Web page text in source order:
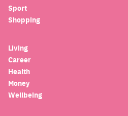
Sport
Shopping
Living
Career
Health
Money
Wellbeing